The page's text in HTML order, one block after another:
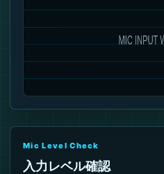
Mic Level Check
入力レベル確認